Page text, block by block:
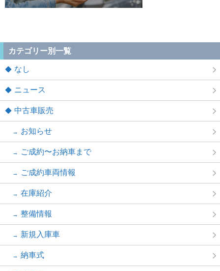
カテゴリー別一覧
なし
ニュース
中古車販売
お知らせ
ご成約〜お納車まで
ご成約車両情報
在庫紹介
整備情報
新規入庫車
納車式